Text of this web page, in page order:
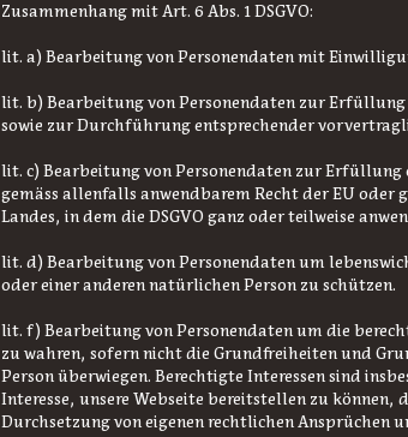
Zusammenhang mit Art. 6 Abs. 1 DSGVO:
lit. a) Bearbeitung von Personendaten mit
lit. b) Bearbeitung von Personendaten zur
sowie zur Durchführung entsprechender
lit. c) Bearbeitung von Personendaten zur
gemäss allenfalls anwendbarem Recht der EU oder
Landes, in dem die DSGVO ganz oder teilweise
lit. d) Bearbeitung von Personendaten um
oder einer anderen natürlichen Person zu schützen.
lit. f) Bearbeitung von Personendaten um die
zu wahren, sofern nicht die Grundfreiheiten und
Person überwiegen. Berechtigte Interessen sind
Interesse, unsere Webseite bereitstellen zu
Durchsetzung von eigenen rechtlichen Ansprüchen